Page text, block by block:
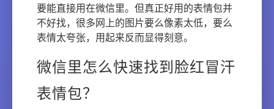
要能直接用在微信里。但真正好用的表情包并
不好找，很多网上的图片要么像素太低，要么
表情太夸张，用起来反而显得刻意。
微信里怎么快速找到脸红冒汗
表情包？